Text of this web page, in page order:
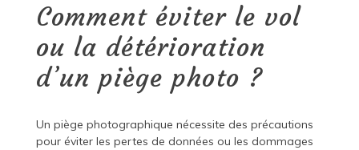
Comment éviter le vol
ou la détérioration
d’un piège photo ?
Un piège photographique nécessite des précautions
pour éviter les pertes de données ou les dommages